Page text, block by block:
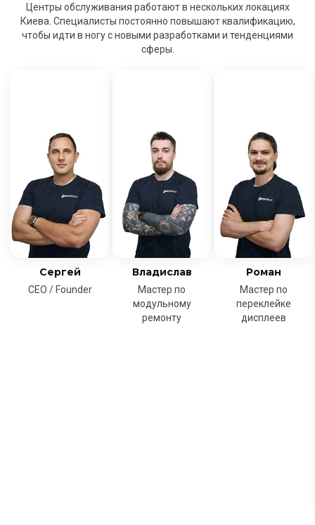
Центры обслуживания работают в нескольких локациях
Киева. Специалисты постоянно повышают квалификацию,
чтобы идти в ногу с новыми разработками и тенденциями
сферы.
Сергей
CEO / Founder
Владислав
Мастер по
модульному
ремонту
Роман
Мастер по
переклейке
дисплеев